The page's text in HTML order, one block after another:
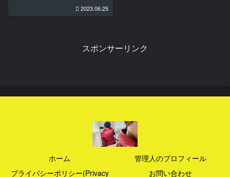
2023.06.25
スポンサーリンク
ホーム
管理人のプロフィール
プライバシーポリシー(Privacy
お問い合わせ